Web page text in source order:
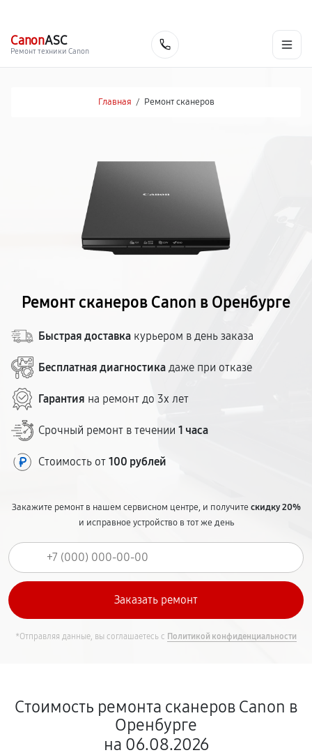
CanonASC
Ремонт техники Canon
Главная / Ремонт сканеров
Ремонт сканеров Canon в Оренбурге
Быстрая доставка курьером в день заказа
Бесплатная диагностика даже при отказе
Гарантия на ремонт до 3х лет
Срочный ремонт в течении 1 часа
Стоимость от 100 рублей
Закажите ремонт в нашем сервисном центре, и получитескидку 20%
и исправное устройство в тот же день
*Отправляя данные, вы соглашаетесь с Политикой конфиденциальности
Стоимость ремонта сканеров Canon в
Оренбурге
на 06.08.2026